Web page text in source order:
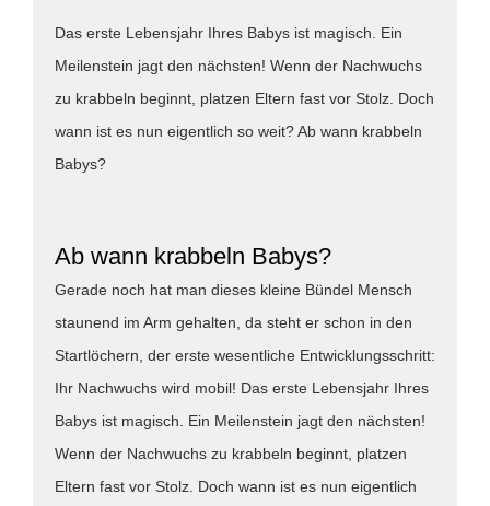
Das erste Lebensjahr Ihres Babys ist magisch. Ein
Meilenstein jagt den nächsten! Wenn der Nachwuchs
zu krabbeln beginnt, platzen Eltern fast vor Stolz. Doch
wann ist es nun eigentlich so weit? Ab wann krabbeln
Babys?
Ab wann krabbeln Babys?
Gerade noch hat man dieses kleine Bündel Mensch
staunend im Arm gehalten, da steht er schon in den
Startlöchern, der erste wesentliche Entwicklungsschritt:
Ihr Nachwuchs wird mobil! Das erste Lebensjahr Ihres
Babys ist magisch. Ein Meilenstein jagt den nächsten!
Wenn der Nachwuchs zu krabbeln beginnt, platzen
Eltern fast vor Stolz. Doch wann ist es nun eigentlich